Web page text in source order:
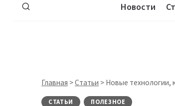
Новости
Главная >Статьи > Новые технологии,
СТАТЬИ ПОЛЕЗНОЕ